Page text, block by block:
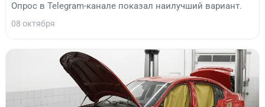
Опрос в Telegram-канале показал наилучший вариант.
08 октября